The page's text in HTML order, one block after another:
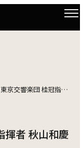
響楽団 桂冠指揮者 秋山和慶氏 逝去
揮者 秋山和慶